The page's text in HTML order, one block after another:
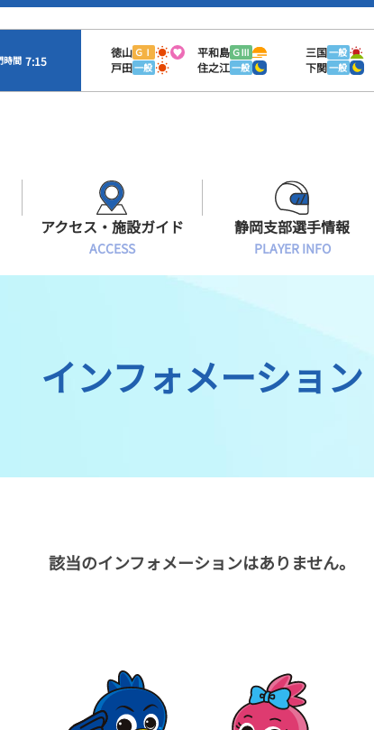
時間 7:15
徳山 ＧⅠ 平和島 ＧⅢ 三国一般
戸田一般 住之江一般 下関一般
出目データ
水面特性・進入コース別情報
アクセス・施設ガイド
ACCESS
有料席情報
Mooovi浜名湖
静岡支部選手情報
PLAYER INFO
選手募集
レーサーズファイル
インフォメーション
該当のインフォメーションはありません。